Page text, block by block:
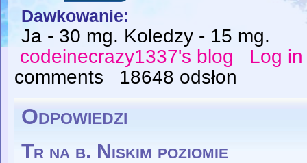
Dawkowanie:
Ja - 30 mg. Koledzy - 15 mg.
codeinecrazy1337's blog
Log in
comments
18648 odsłon
Odpowiedzi
Tr na b. Niskim poziomie